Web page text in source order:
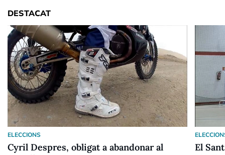
DESTACAT
ELECCIONS
Cyril Despres, obligat a abandonar al
El